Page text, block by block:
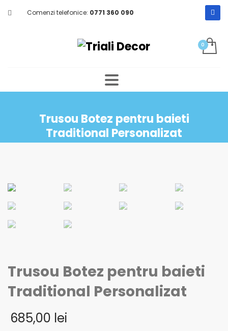
Comenzi telefonice: 0771 360 090
Trusou Botez pentru baieti
Traditional Personalizat
Trusou Botez pentru baieti
Traditional Personalizat
685,00 lei